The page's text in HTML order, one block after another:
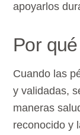
apoyarlos
Por
Cuando las
y validadas,
maneras
reconocido y